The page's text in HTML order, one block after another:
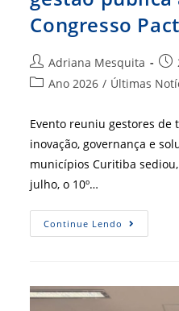
Congresso
Autor
do
Adriana Mesquita
Categoria
post:
Ano 2026 / Últimas
Evento reuniu gestores de
inovação, governança e
municípios Curitiba
julho, o 10º…
Continue Lendo CFA
Leva
Ao